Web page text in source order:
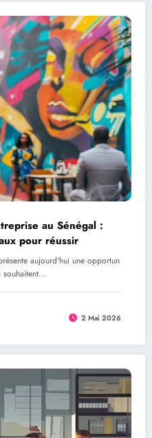
au Sénégal :
pour réussir
aujourd'hui une opportun
souhaitent…
2 Mai 2026